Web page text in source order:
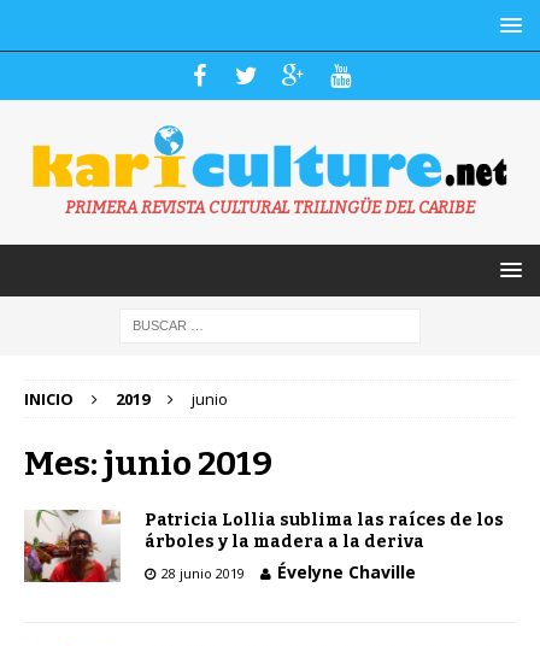
PRIMERA REVISTA CULTURAL TRILINGÜE DEL CARIBE
INICIO 2019 junio
Mes: junio 2019
Patricia Lollia sublima las raíces de los
árboles y la madera a la deriva
28 junio 2019 Évelyne Chaville